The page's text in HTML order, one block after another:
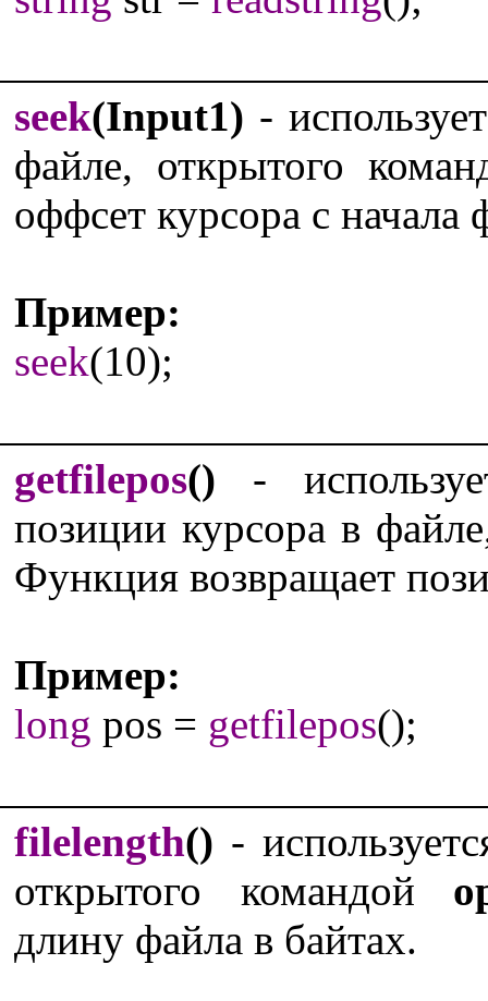
seek(Input1) -
файле, открытого
оффсет курсора с начала
Пример:
seek(10);
getfilepos() -
позиции курсора в
Функция возвращает
Пример:
long pos = getfilepos();
filelength() -
открытого командой
длину файла в байтах.